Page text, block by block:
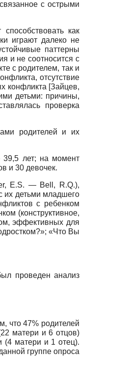
с острыми
как
играют далеко не
паттерны
и не соотносится с
с родителем, так и
отсутствие
конфликта [Зайцев,
детьми: причины,
проверка
родителей и их
39,5 лет; на момент
и 30 девочек.
E.S. — Bell, R.Q.),
их детьми младшего
с ребенком
(конструктивное,
эффективных для
«Что Вы
проведен анализ
что 47% родителей
матери и 6 отцов)
(4 матери и 1 отец).
группе опроса